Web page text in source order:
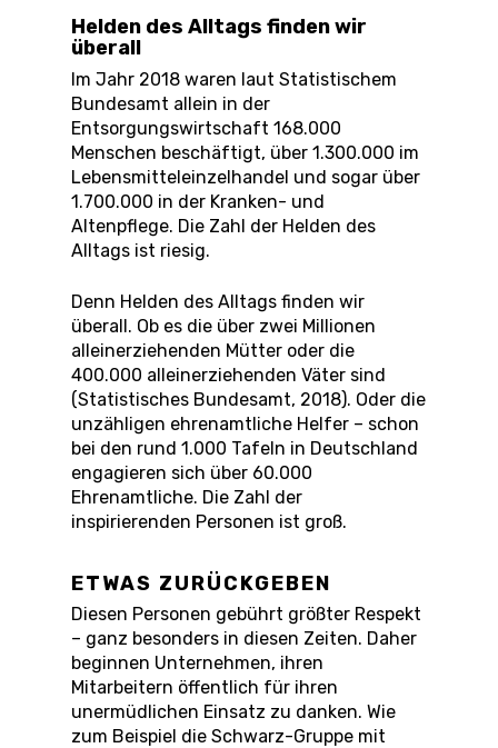
Helden des Alltags finden wir
überall
Im Jahr 2018 waren laut Statistischem
Bundesamt allein in der
Entsorgungswirtschaft 168.000
Menschen beschäftigt, über 1.300.000 im
Lebensmitteleinzelhandel und sogar über
1.700.000 in der Kranken- und
Altenpflege. Die Zahl der Helden des
Alltags ist riesig.
Denn Helden des Alltags finden wir
überall. Ob es die über zwei Millionen
alleinerziehenden Mütter oder die
400.000 alleinerziehenden Väter sind
(Statistisches Bundesamt, 2018). Oder die
unzähligen ehrenamtliche Helfer – schon
bei den rund 1.000 Tafeln in Deutschland
engagieren sich über 60.000
Ehrenamtliche. Die Zahl der
inspirierenden Personen ist groß.
ETWAS ZURÜCKGEBEN
Diesen Personen gebührt größter Respekt
– ganz besonders in diesen Zeiten. Daher
beginnen Unternehmen, ihren
Mitarbeitern öffentlich für ihren
unermüdlichen Einsatz zu danken. Wie
zum Beispiel die Schwarz-Gruppe mit